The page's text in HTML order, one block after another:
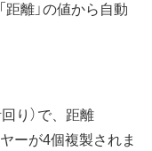
距離」の値から自動
り）で、距離
ーが4個複製されま